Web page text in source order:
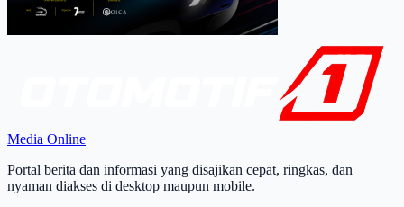
Media Online
Portal berita dan informasi yang disajikan cepat, ringkas, dan
nyaman diakses di desktop maupun mobile.